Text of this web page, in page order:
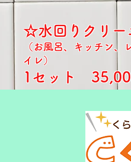
☆水回りクリー
（お風呂、キッチン、
イレ）
1セット